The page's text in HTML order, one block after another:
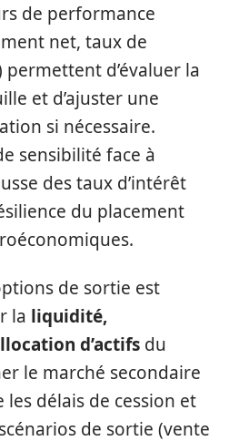
de performance
net, taux de
d’évaluer la
et d’ajuster une
si nécessaire.
sensibilité face à
des taux d’intérêt
du placement
de sortie est
la liquidité,
d’actifs du
le marché secondaire
délais de cession et
de sortie (vente